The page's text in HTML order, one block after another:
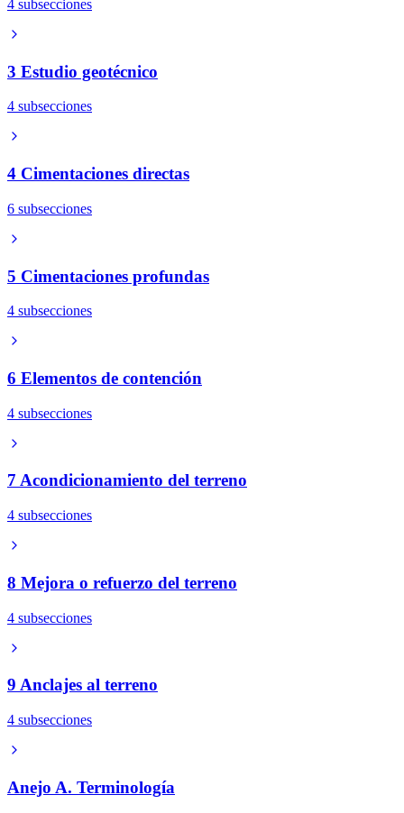
4 subsecciones
3 Estudio geotécnico
4 subsecciones
4 Cimentaciones directas
6 subsecciones
5 Cimentaciones profundas
4 subsecciones
6 Elementos de contención
4 subsecciones
7 Acondicionamiento del terreno
4 subsecciones
8 Mejora o refuerzo del terreno
4 subsecciones
9 Anclajes al terreno
4 subsecciones
Anejo A. Terminología